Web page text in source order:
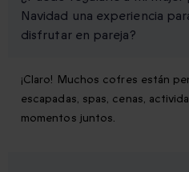
Navidad una experiencia
disfrutar en pareja?
¡Claro! Muchos cofres están
escapadas, spas, cenas,
momentos juntos.